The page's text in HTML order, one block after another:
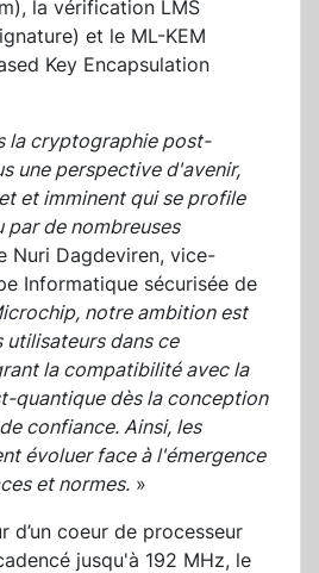
la vérification LMS
et le ML-KEM
Key Encapsulation
la cryptographie post-
une perspective d'avenir,
et imminent qui se profile
par de nombreuses
Nuri Dagdeviren, vice-
Informatique sécurisée de
notre ambition est
utilisateurs dans ce
la compatibilité avec la
quantique dès la conception
confiance. Ainsi, les
évoluer face à l'émergence
et normes. »
d’un coeur de processeur
jusqu'à 192 MHz, le